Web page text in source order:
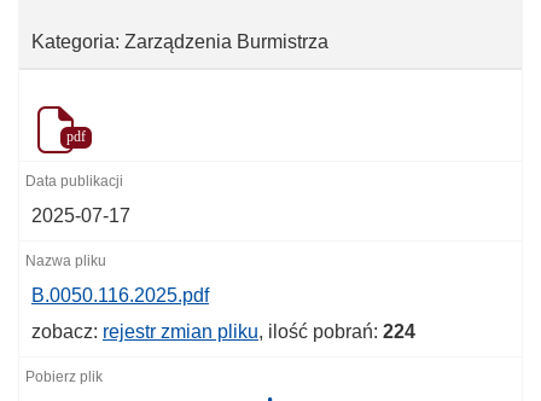
Kategoria: Zarządzenia Burmistrza
pdf
2025-07-17
B.0050.116.2025.pdf
zobacz: rejestr zmian pliku, ilość pobrań: 224